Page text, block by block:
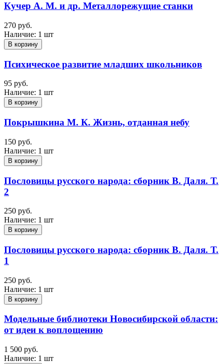
Кучер А. М. и др. Металлорежущие станки
270 руб.
Наличие: 1 шт
В корзину
Психическое развитие младших школьников
95 руб.
Наличие: 1 шт
В корзину
Покрышкина М. К. Жизнь, отданная небу
150 руб.
Наличие: 1 шт
В корзину
Пословицы русского народа: сборник В. Даля. Т.
2
250 руб.
Наличие: 1 шт
В корзину
Пословицы русского народа: сборник В. Даля. Т.
1
250 руб.
Наличие: 1 шт
В корзину
Модельные библиотеки Новосибирской области:
от идеи к воплощению
1 500 руб.
Наличие: 1 шт